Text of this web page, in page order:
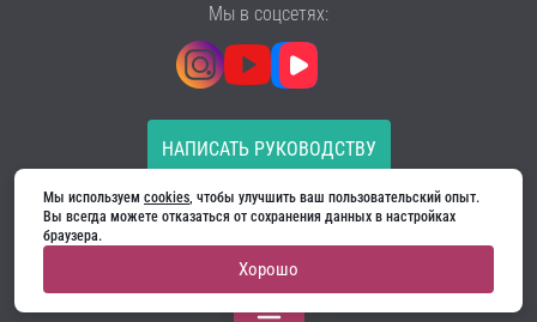
НАПИСАТЬ РУКОВОДСТВУ
Все материалы на сайте принадлежат компании
ООО «Ягуар-М» — входные и межкомнатные двери
Политика конфиденциальности
Договор оферты
Cookie
Мы в соцсетях:
Мы используем cookies, чтобы улучшить ваш пользовательский опыт.
Вы всегда можете отказаться от сохранения данных в настройках
браузера.
Хорошо